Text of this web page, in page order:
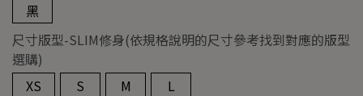
黑
尺寸版型-SLIM修身(依規格說明的尺寸參考找到對應的版型
選購)
XS
S M L